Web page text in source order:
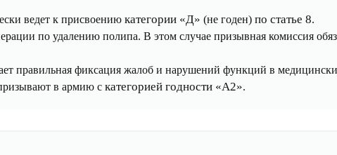
ведет к присвоению категории «Д» (не годен) по статье 8.
по удалению полипа. В этом случае призывная комиссия
правильная фиксация жалоб и нарушений функций в
в армию с категорией годности «А2».